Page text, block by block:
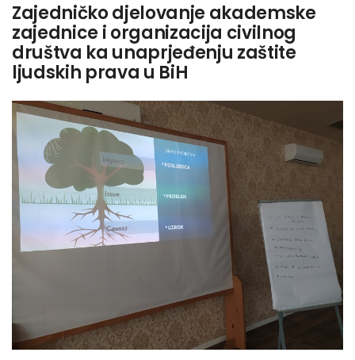
Zajedničko djelovanje akademske
zajednice i organizacija civilnog
društva ka unaprjeđenju zaštite
ljudskih prava u BiH